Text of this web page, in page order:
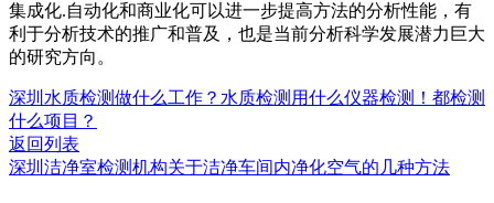
集成化.自动化和商业化可以进一步提高方法的分析性能，有
利于分析技术的推广和普及，也是当前分析科学发展潜力巨大
的研究方向。
深圳水质检测做什么工作？水质检测用什么仪器检测！都检测
什么项目？
返回列表
深圳洁净室检测机构关于洁净车间内净化空气的几种方法